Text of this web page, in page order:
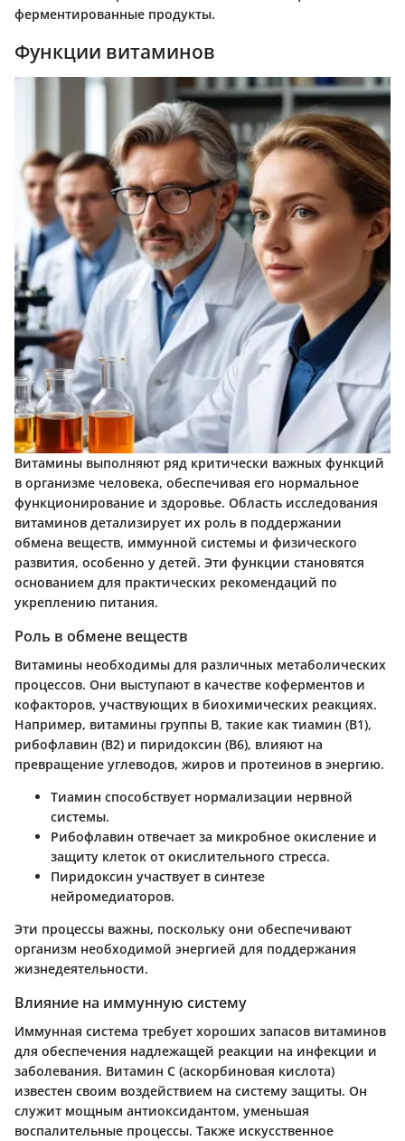
ферментированные продукты.
Функции витаминов
Витамины выполняют ряд критически важных функций
в организме человека, обеспечивая его нормальное
функционирование и здоровье. Область исследования
витаминов детализирует их роль в поддержании
обмена веществ, иммунной системы и физического
развития, особенно у детей. Эти функции становятся
основанием для практических рекомендаций по
укреплению питания.
Роль в обмене веществ
Витамины необходимы для различных метаболических
процессов. Они выступают в качестве коферментов и
кофакторов, участвующих в биохимических реакциях.
Например, витамины группы B, такие как тиамин (B1),
рибофлавин (B2) и пиридоксин (B6), влияют на
превращение углеводов, жиров и протеинов в энергию.
Тиамин способствует нормализации нервной
системы.
Рибофлавин отвечает за микробное окисление и
защиту клеток от окислительного стресса.
Пиридоксин участвует в синтезе
нейромедиаторов.
Эти процессы важны, поскольку они обеспечивают
организм необходимой энергией для поддержания
жизнедеятельности.
Влияние на иммунную систему
Иммунная система требует хороших запасов витаминов
для обеспечения надлежащей реакции на инфекции и
заболевания. Витамин C (аскорбиновая кислота)
известен своим воздействием на систему защиты. Он
служит мощным антиоксидантом, уменьшая
воспалительные процессы. Также искусственное